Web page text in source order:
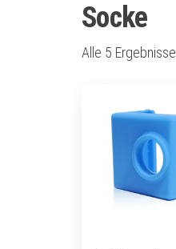
Socke
Alle 5